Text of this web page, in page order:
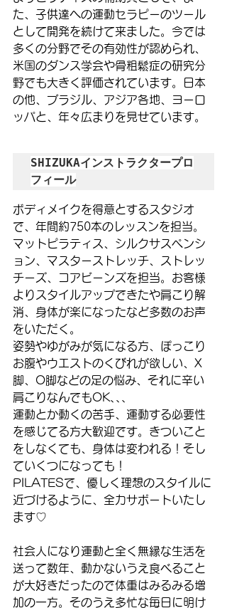
た、子供達への運動セラピーのツール
として開発を続けて来ました。今では
多くの分野でその有効性が認められ、
米国のダンス学会や骨粗鬆症の研究分
野でも大きく評価されています。日本
の他、ブラジル、アジア各地、ヨーロ
ッパと、年々広まりを見せています。
SHIZUKAインストラクタープロ
フィール
ボディメイクを得意とするスタジオ
で、年間約750本のレッスンを担当。
マットピラティス、シルクサスペンシ
ョン、マスターストレッチ、ストレッ
チーズ、コアビーンズを担当。お客様
よりスタイルアップできたや肩こり解
消、身体が楽になったなど多数のお声
をいただく。
姿勢やゆがみが気になる方、ぽっこり
お腹やウエストのくびれが欲しい、X
脚、O脚などの足の悩み、それに辛い
肩こりなんでもOK､､､
運動とか動くの苦手、運動する必要性
を感じてる方大歓迎です。きついこと
をしなくても、身体は変われる！そし
ていくつになっても！
PILATESで、優しく理想のスタイルに
近づけるように、全力サポートいたし
ます♡
社会人になり運動と全く無縁な生活を
送って数年、動かないうえ食べること
が大好きだったので体重はみるみる増
加の一方。そのうえ多忙な毎日に明け